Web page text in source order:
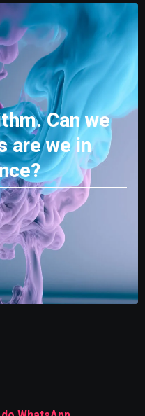
Can we
are we in